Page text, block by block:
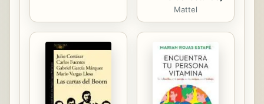
Mattel